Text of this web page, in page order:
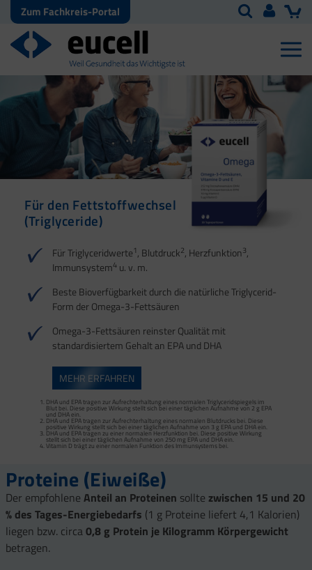
Zum Fachkreis-Portal
Für den Fettstoffwechsel
(Triglyceride)
Für Triglyceridwerte1, Blutdruck2, Herzfunktion3,
Immunsystem4 u. v. m.
Beste Bioverfügbarkeit durch die natürliche Triglycerid-
Form der Omega-3-Fettsäuren
Omega-3-Fettsäuren reinster Qualität mit
standardisiertem Gehalt an EPA und DHA
MEHR ERFAHREN
DHA und EPA tragen zur Aufrechterhaltung eines normalen Triglyceridspiegels im
Blut bei. Diese positive Wirkung stellt sich bei einer täglichen Aufnahme von 2 g EPA
und DHA ein.
DHA und EPA tragen zur Aufrechterhaltung eines normalen Blutdrucks bei. Diese
positive Wirkung stellt sich bei einer täglichen Aufnahme von 3 g EPA und DHA ein.
DHA und EPA tragen zu einer normalen Herzfunktion bei. Diese positive Wirkung
stellt sich bei einer täglichen Aufnahme von 250 mg EPA und DHA ein.
Vitamin D trägt zu einer normalen Funktion des Immunsystems bei.
Proteine (Eiweiße)
Der empfohlene Anteil an Proteinen sollte zwischen 15 und 20
% des Tages-Energiebedarfs (1 g Proteine liefert 4,1 Kalorien)
liegen bzw. circa0,8 g Protein je Kilogramm Körpergewicht
betragen.